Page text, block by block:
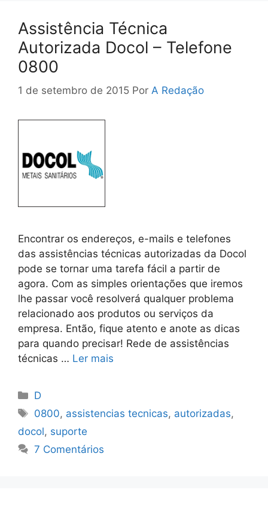
Assistência Técnica
Autorizada Docol – Telefone
0800
1 de setembro de 2015 Por A Redação
Encontrar os endereços, e-mails e telefones
das assistências técnicas autorizadas da Docol
pode se tornar uma tarefa fácil a partir de
agora. Com as simples orientações que iremos
lhe passar você resolverá qualquer problema
relacionado aos produtos ou serviços da
empresa. Então, fique atento e anote as dicas
para quando precisar! Rede de assistências
técnicas … Ler mais
Categorias
D
Tags
0800, assistencias tecnicas, autorizadas,
docol, suporte
7 Comentários